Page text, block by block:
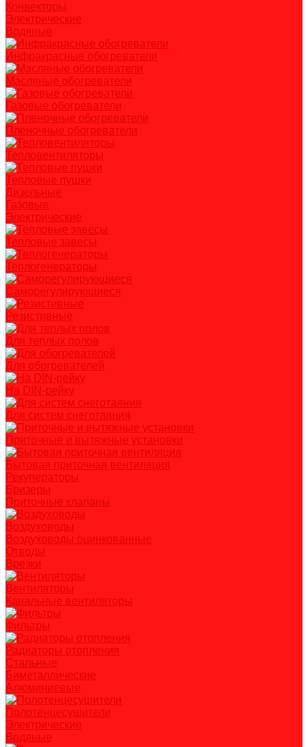
Конвекторы
Электрические
Водяные
Инфракрасные обогреватели
Масляные обогреватели
Газовые обогреватели
Пленочные обогреватели
Тепловентиляторы
Тепловые пушки
Дизельные
Газовые
Электрические
Тепловые завесы
Теплогенераторы
Саморегулирующиеся
Резистивные
Для теплых полов
Для обогревателей
На DIN-рейку
Для систем снеготаяния
Приточные и вытяжные установки
Бытовая приточная вентиляция
Рекуператоры
Бризеры
Приточные клапаны
Воздуховоды
Воздуховоды оцинкованные
Отводы
Врезки
Вентиляторы
Канальные вентиляторы
Фильтры
Радиаторы отопления
Стальные
Биметаллические
Алюминиевые
Полотенцесушители
Электрические
Водяные